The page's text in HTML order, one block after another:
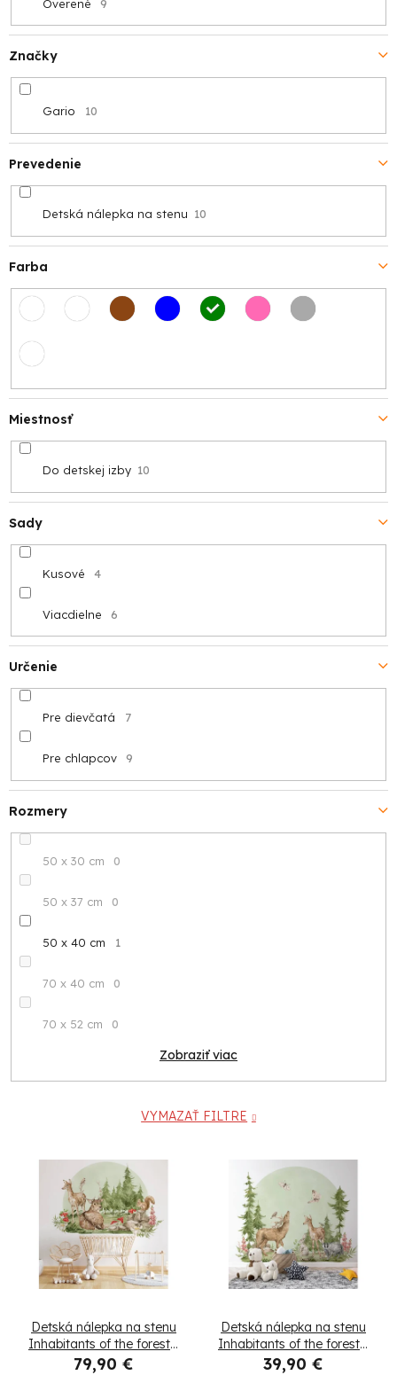
Overené 9
Značky
Gario 10
Prevedenie
Detská nálepka na stenu 10
Farba
Rozmery
50 x 30 cm 0
50 x 37 cm 0
50 x 40 cm 1
70 x 40 cm 0
70 x 52 cm 0
Zobraziť viac
Miestnosť
Do detskej izby 10
Sady
Kusové 4
Viacdielne 6
Určenie
Pre dievčatá 7
Pre chlapcov 9
VYMAZAŤ FILTRE
Detská nálepka na stenu
Inhabitants of the forest -
jeleň, srnka a veverička
79,90 €
Detská nálepka na stenu
Inhabitants of the forest -
jeleň a srnka
39,90 €